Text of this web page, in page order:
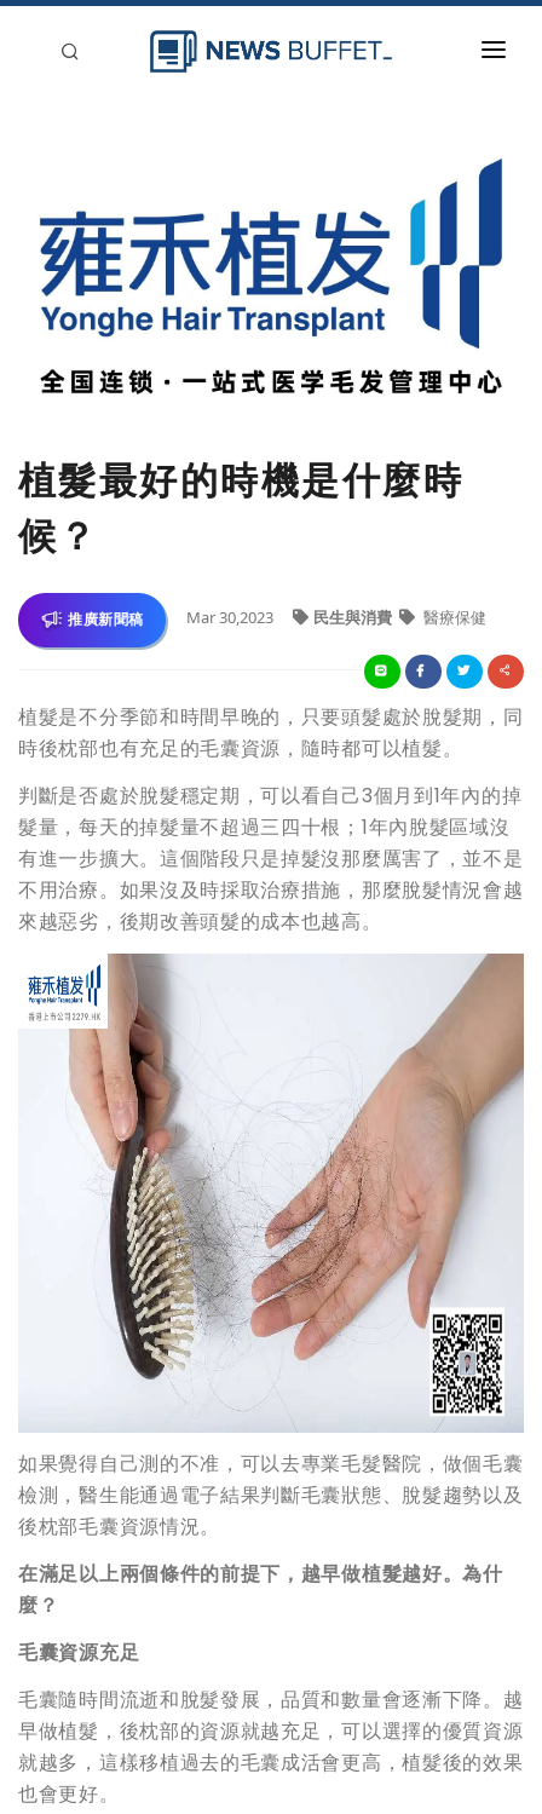
登入
刊登
植髮最好的時機是什麼時
候？
推廣新聞稿 Mar 30,2023 民生與消費 醫療保健
植髮是不分季節和時間早晚的，只要頭髮處於脫髮期，同
時後枕部也有充足的毛囊資源，隨時都可以植髮。
判斷是否處於脫髮穩定期，可以看自己3個月到1年內的掉
髮量，每天的掉髮量不超過三四十根；1年內脫髮區域沒
有進一步擴大。這個階段只是掉髮沒那麼厲害了，並不是
不用治療。如果沒及時採取治療措施，那麼脫髮情況會越
來越惡劣，後期改善頭髮的成本也越高。
如果覺得自己測的不准，可以去專業毛髮醫院，做個毛囊
檢測，醫生能通過電子結果判斷毛囊狀態、脫髮趨勢以及
後枕部毛囊資源情況。
在滿足以上兩個條件的前提下，越早做植髮越好。為什
麼？
毛囊資源充足
毛囊隨時間流逝和脫髮發展，品質和數量會逐漸下降。越
早做植髮，後枕部的資源就越充足，可以選擇的優質資源
就越多，這樣移植過去的毛囊成活會更高，植髮後的效果
也會更好。